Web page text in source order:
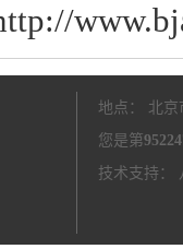
地点： 北
您是第
技术支持：